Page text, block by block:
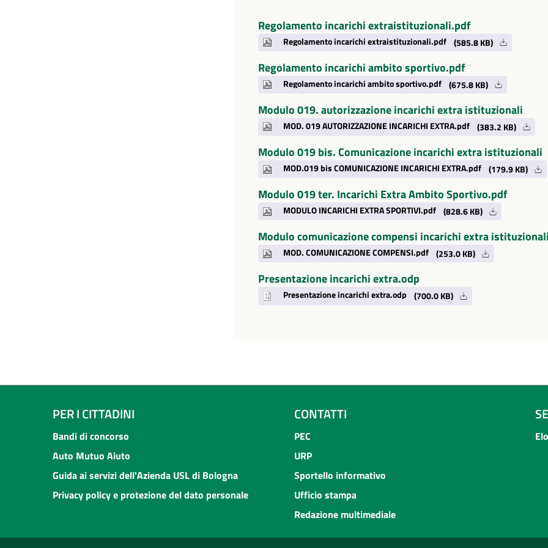
Regolamento incarichi extraistituzionali.pdf
Regolamento incarichi extraistituzionali.pdf (585.8 KB)
Regolamento incarichi ambito sportivo.pdf
Regolamento incarichi ambito sportivo.pdf (675.8 KB)
Modulo 019. autorizzazione incarichi extra istituzionali
MOD. 019 AUTORIZZAZIONE INCARICHI EXTRA.pdf (383.2 KB)
Modulo 019 bis. Comunicazione incarichi extra istituzionali
MOD.019 bis COMUNICAZIONE INCARICHI EXTRA.pdf (179.9 KB)
Modulo 019 ter. Incarichi Extra Ambito Sportivo.pdf
MODULO INCARICHI EXTRA SPORTIVI.pdf (828.6 KB)
Modulo comunicazione compensi incarichi extra
MOD. COMUNICAZIONE COMPENSI.pdf (253.0 KB)
Presentazione incarichi extra.odp
Presentazione incarichi extra.odp (700.0 KB)
PER I CITTADINI
Bandi di concorso
Auto Mutuo Aiuto
Guida ai servizi dell'Azienda USL di Bologna
Privacy policy e protezione del dato personale
CONTATTI
PEC
URP
Sportello informativo
Ufficio stampa
Redazione multimediale